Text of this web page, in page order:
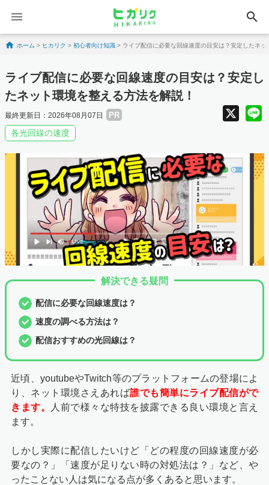
search
Skip to content
ホーム > ヒカリク > 初心者向け知識 > ライブ配信に必要な回線速度の目安は？安定したネ
ライブ配信に必要な回線速度の目安は？安定し
たネット環境を整える方法を解説！
最終更新日：2026年08月07日 PR X
各光回線の速度
解決できる疑問
配信に必要な回線速度は？
速度の調べる方法は？
配信おすすめの光回線は？
近頃、youtubeやTwitch等のプラットフォームの登場によ
り、ネット環境さえあれば誰でも簡単にライブ配信がで
きます。
人前で様々な特技を披露できる良い環境と言え
ます。
しかし実際に配信したいけど「どの程度の回線速度が必
要なの？」「速度が足りない時の対処法は？」など、や
ったことない人は気になる点が多くあると思います。